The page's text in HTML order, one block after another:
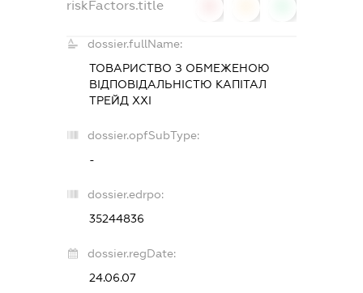
riskFactors.title
dossier.fullName:
ТОВАРИСТВО З ОБМЕЖЕНОЮ
ВІДПОВІДАЛЬНІСТЮ КАПІТАЛ
ТРЕЙД ХХІ
dossier.opfSubType:
-
dossier.edrpo:
35244836
dossier.regDate:
24.06.07